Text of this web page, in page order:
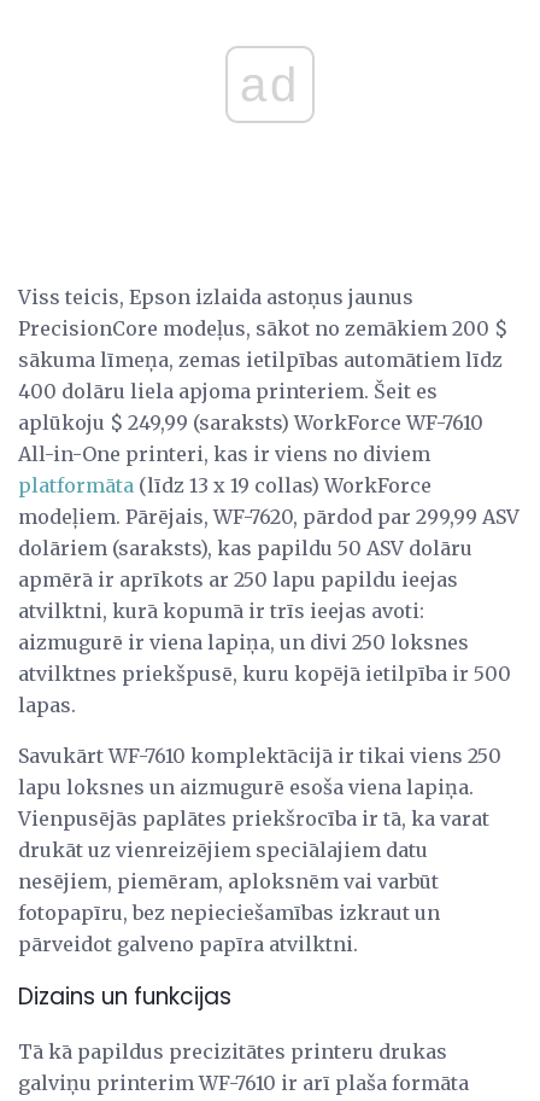
ad
Viss teicis, Epson izlaida astoņus jaunus
PrecisionCore modeļus, sākot no zemākiem 200 $
sākuma līmeņa, zemas ietilpības automātiem līdz
400 dolāru liela apjoma printeriem. Šeit es
aplūkoju $ 249,99 (saraksts) WorkForce WF-7610
All-in-One printeri, kas ir viens no diviem
platformāta (līdz 13 x 19 collas) WorkForce
modeļiem. Pārējais, WF-7620, pārdod par 299,99 ASV
dolāriem (saraksts), kas papildu 50 ASV dolāru
apmērā ir aprīkots ar 250 lapu papildu ieejas
atvilktni, kurā kopumā ir trīs ieejas avoti:
aizmugurē ir viena lapiņa, un divi 250 loksnes
atvilktnes priekšpusē, kuru kopējā ietilpība ir 500
lapas.
Savukārt WF-7610 komplektācijā ir tikai viens 250
lapu loksnes un aizmugurē esoša viena lapiņa.
Vienpusējās paplātes priekšrocība ir tā, ka varat
drukāt uz vienreizējiem speciālajiem datu
nesējiem, piemēram, aploksnēm vai varbūt
fotopapīru, bez nepieciešamības izkraut un
pārveidot galveno papīra atvilktni.
Dizains un funkcijas
Tā kā papildus precizitātes printeru drukas
galviņu printerim WF-7610 ir arī plaša formāta